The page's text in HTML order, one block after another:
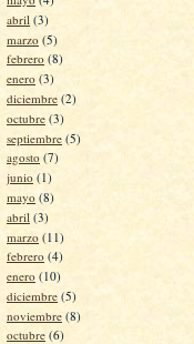
abril (3)
marzo (5)
febrero (8)
enero (3)
diciembre (2)
octubre (3)
septiembre (5)
agosto (7)
junio (1)
mayo (8)
abril (3)
marzo (11)
febrero (4)
enero (10)
diciembre (5)
noviembre (8)
octubre (6)